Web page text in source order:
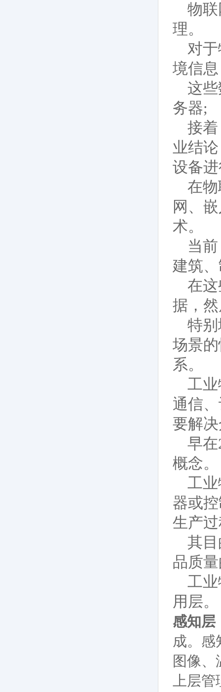
物
理。
对
境信
这
务器;
接
业结
设备
在
网、
术。
当
建筑
在
据，
特
场景
系。
工
通信
要解
早
概念。
工
器或
生产
其
品质
工
用层。
感知层
成。感
图像
上层